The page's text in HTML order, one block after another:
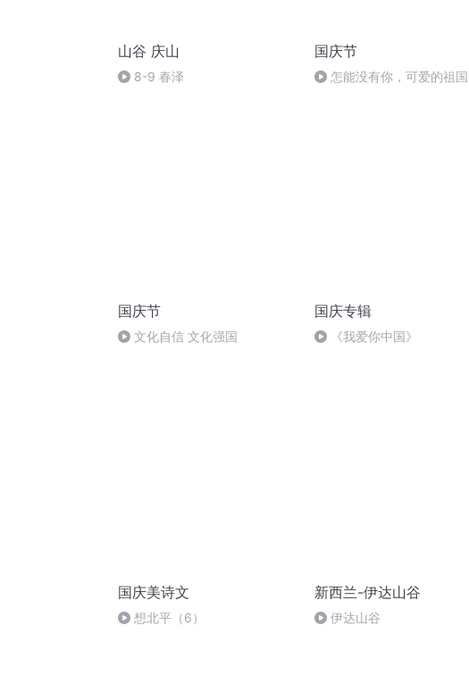
山谷 庆山
8-9 春泽
国庆节
怎能没有你，可爱的祖国
国庆节
文化自信 文化强国
国庆专辑
《我爱你中国》
国庆美诗文
想北平（6）
新西兰-伊达山谷
伊达山谷